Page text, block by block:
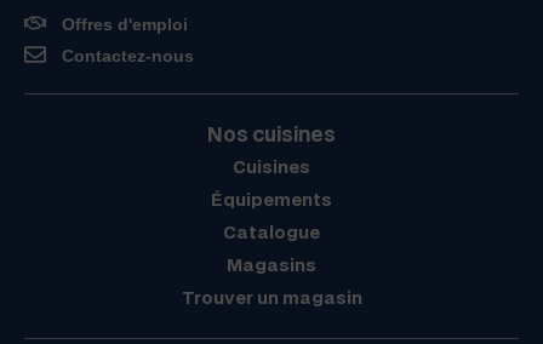
Offres d'emploi
Contactez-nous
Nos cuisines
Cuisines
Équipements
Catalogue
Magasins
Trouver un magasin